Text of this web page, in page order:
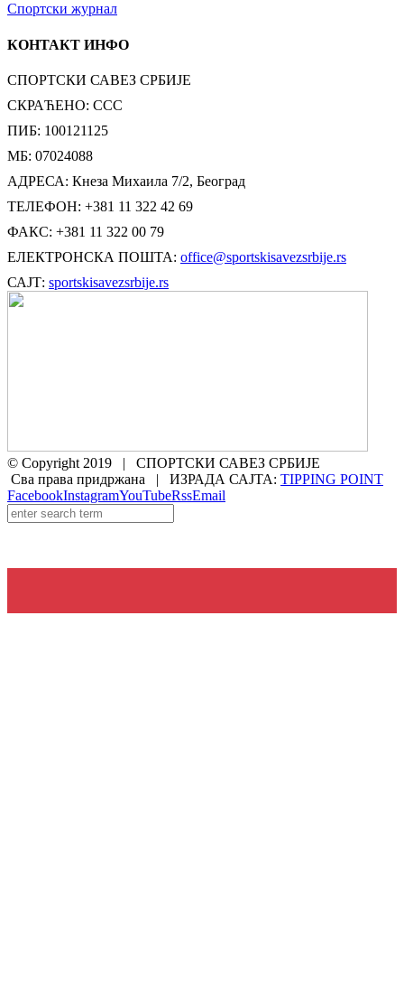
Спортски журнал
КОНТАКТ ИНФО
СПОРТСКИ САВЕЗ СРБИЈЕ
СКРАЋЕНО: ССС
ПИБ: 100121125
МБ: 07024088
АДРЕСА: Кнеза Михаила 7/2, Београд
ТЕЛЕФОН: +381 11 322 42 69
ФАКС: +381 11 322 00 79
ЕЛЕКТРОНСКА ПОШТА: office@sportskisavezsrbije.rs
САЈТ: sportskisavezsrbije.rs
© Copyright 2019 | СПОРТСКИ САВЕЗ СРБИЈЕ
Сва права придржана | ИЗРАДА САЈТА: TIPPING POINT
FacebookInstagramYouTubeRssEmail